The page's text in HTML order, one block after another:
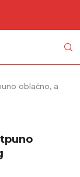
oblačno, a